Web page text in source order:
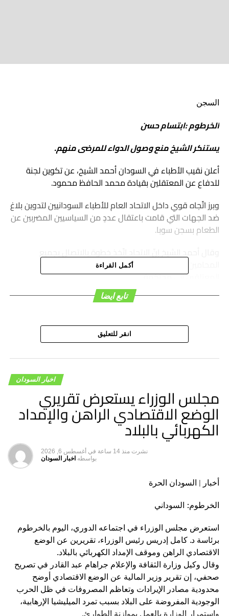
السجن
الخرطوم :ابتسام حسن
يستنكر الشيخ منع وصول الدواء للمرضى منهم.
أعلن نقيب الأطباء في السودان أحمد الشيخ، عن تكوين لجنة
للدفاع عن المعتقلين بقيادة محمد الحافظ محمود.
وبرز اتّجاه قوي داخل الاتحاد العام للأطباء السودانيين لتدوين بلاغ
ضد الجهات التي قامت باعتقال عددٍ من السياسيين المضربين عن
الطعام بسجن سوبا.
المحامين توطئةً لمباشرة اللجنة عملها عندما يتمّ تقديم
المعتلقين إلى محاكمة.
وأضاف” اللجنة ستجمع خلال الأيام القادمة لاتخاذ قرار”.
وأردف” عدم تقديم المعتقلين للمحاكمة َدليل على تدبير التهم
التالي
ارتفاع حالات الإصابة بمرض (الكلازار) بولاية القضارف
لا تفوت
خطوة أولى لموسيماني تجاه منافسه الهلال السوداني –
أكمل القراءة
تابع ايضا
انقر للتعليق
اخبار السودان
مجلس الوزراء يستعرض تقريري
الوضع الاقتصادي الراهن والإمداد
الكهربائي بالبلاد
نشرت منذ 14 ساعة في أغسطس 6, 2026
بواسطه اخبار السودان
أخبار | السودان الحرة
الخرطوم: السوداني
استعرض مجلس الوزراء في اجتماعه الدوري، اليوم بالخرطوم
برئاسة د. كامل إدريس رئيس الوزراء، تقريرين عن الوضع
الاقتصادي الراهن وموقف الإمداد الكهربائي بالبلاد.
وقال وكيل وزارة الثقافة والإعلام جراهام عبد القادر في تصريح
صحفي، إن تقرير وزير المالية عن الوضع الاقتصادي أوضح
محدودية مصادر الإيرادات وتعاظم المصروفات في ظل الحرب
الوجودية المفروضة على البلاد بسبب تمرد الميليشيا الإرهابية،
واستمرار الوزارة بالعمل بموازنة الطوارئ.